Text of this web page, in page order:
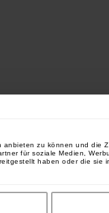
zu können und die
für soziale Medien,
haben oder die sie